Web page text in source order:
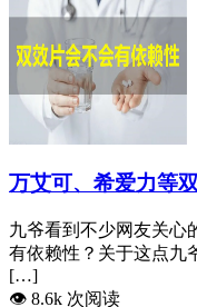
万艾可、希爱力等
九爷看到不少网友关心
有依赖性？关于这点九
[…]
👁️ 8.6k 次阅读